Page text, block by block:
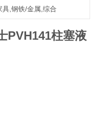
,钢铁/金属,综合
PVH141柱塞液